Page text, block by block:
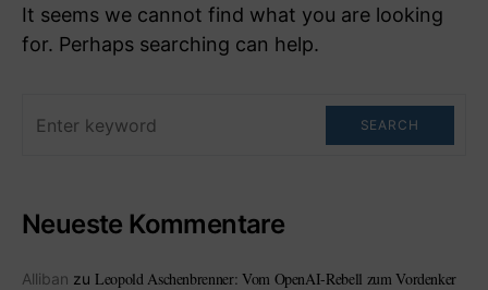
It seems we cannot find what you are looking
for. Perhaps searching can help.
SEARCH
Neueste Kommentare
Alliban zu Leopold Aschenbrenner: Vom OpenAI-Rebell zum Vordenker